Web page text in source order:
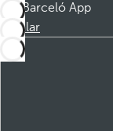
Barceló App
Instalar